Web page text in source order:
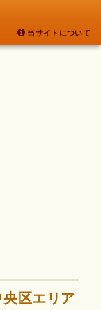
当サイトについて
区エリア